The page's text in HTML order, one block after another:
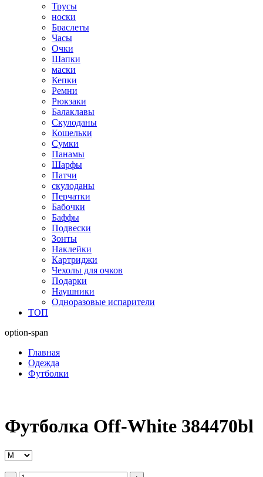
Трусы
носки
Браслеты
Часы
Очки
Шапки
маски
Кепки
Ремни
Рюкзаки
Балаклавы
Скулоданы
Кошельки
Сумки
Панамы
Шарфы
Патчи
скулоданы
Перчатки
Бабочки
Баффы
Подвески
Зонты
Наклейки
Картриджи
Чехолы для очков
Подарки
Наушники
Одноразовые испарители
ТОП
option-span
Главная
Одежда
Футболки
Футболка Off-White 384470bl